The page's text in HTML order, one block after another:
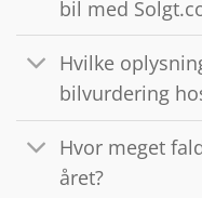
bil med
Hvilke
bilvurdering
Hvor meget
året?